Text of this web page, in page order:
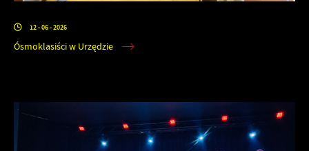
12 - 06 - 2026
Ósmoklasiści w Urzędzie